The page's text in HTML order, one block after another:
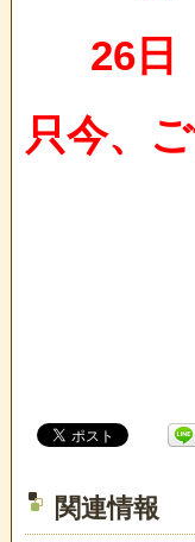
26日
只今、
関連情報